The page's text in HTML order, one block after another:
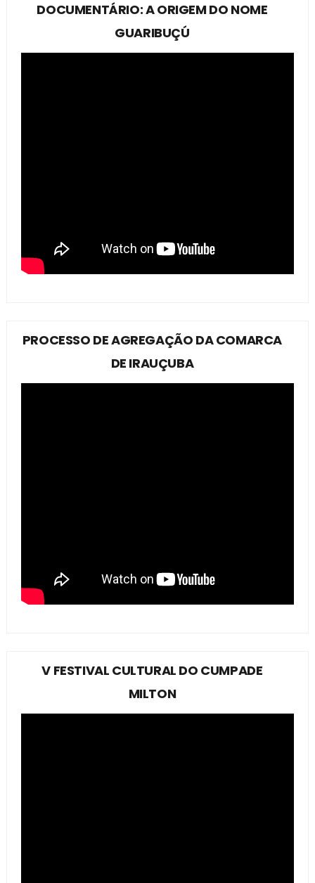
DOCUMENTÁRIO: A ORIGEM DO NOME
GUARIBUÇÚ
PROCESSO DE AGREGAÇÃO DA COMARCA
DE IRAUÇUBA
V FESTIVAL CULTURAL DO CUMPADE
MILTON